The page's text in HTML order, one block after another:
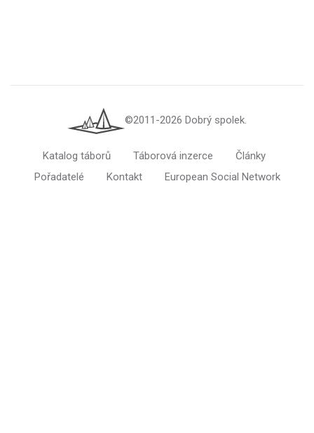
©2011-2026 Dobrý spolek.
Katalog táborů Táborová inzerce
Články
Pořadatelé
Kontakt European Social Network